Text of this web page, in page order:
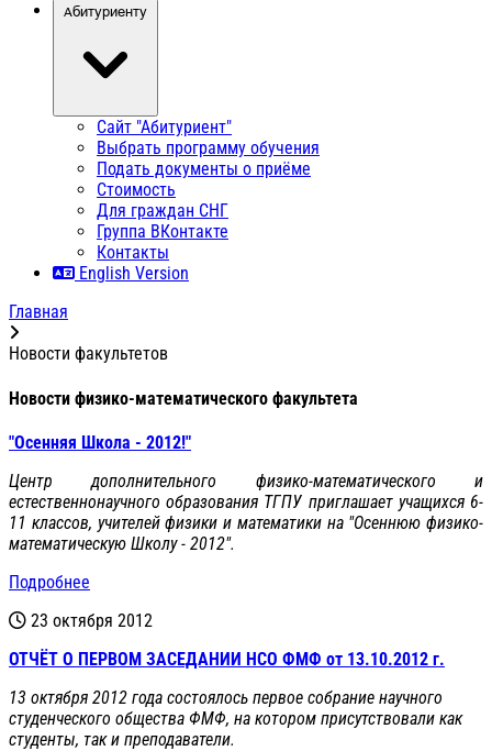
Абитуриенту
Сайт "Абитуриент"
Выбрать программу обучения
Подать документы о приёме
Стоимость
Для граждан СНГ
Группа ВКонтакте
Контакты
English Version
Главная
Новости факультетов
Новости физико-математического факультета
"Осенняя Школа - 2012!"
Центр дополнительного физико-математического и
естественнонаучного образования ТГПУ приглашает учащихся 6-
11 классов, учителей физики и математики на "Осеннюю физико-
математическую Школу - 2012".
Подробнее
23 октября 2012
ОТЧЁТ О ПЕРВОМ ЗАСЕДАНИИ НСО ФМФ от 13.10.2012 г.
13 октября 2012 года состоялось первое собрание научного
студенческого общества ФМФ, на котором присутствовали как
студенты, так и преподаватели.